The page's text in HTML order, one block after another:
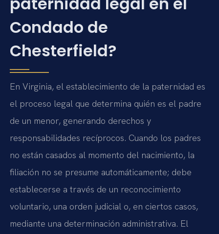
Condado de
Chesterfield?
En Virginia, el establecimiento de la paternidad es
el proceso legal que determina quién es el padre
de un menor, generando derechos y
responsabilidades recíprocos. Cuando los padres
no están casados al momento del nacimiento, la
filiación no se presume automáticamente; debe
establecerse a través de un reconocimiento
voluntario, una orden judicial o, en ciertos casos,
mediante una determinación administrativa. El